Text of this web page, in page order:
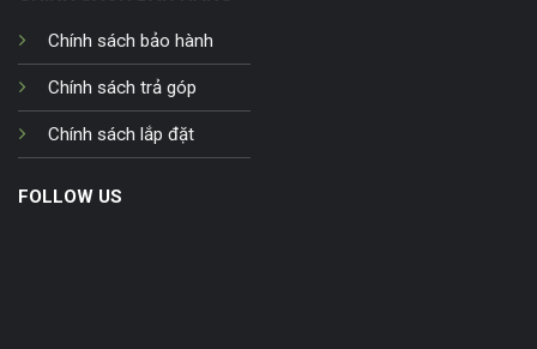
Chính sách bảo hành
Chính sách trả góp
Chính sách lắp đặt
FOLLOW US